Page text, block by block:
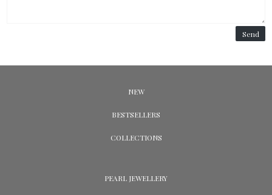
Send
NEW
BESTSELLERS
COLLECTIONS
PEARL JEWELLERY